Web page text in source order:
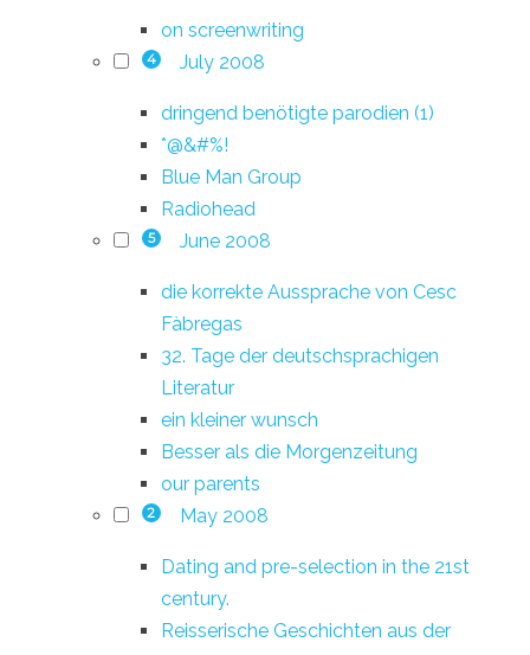
on screenwriting
4 July 2008
dringend benötigte parodien (1)
*@&#%!
Blue Man Group
Radiohead
5 June 2008
die korrekte Aussprache von Cesc
Fàbregas
32. Tage der deutschsprachigen
Literatur
ein kleiner wunsch
Besser als die Morgenzeitung
our parents
2 May 2008
Dating and pre-selection in the 21st
century.
Reisserische Geschichten aus der